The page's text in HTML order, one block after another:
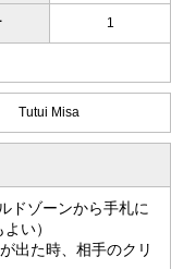
1
Tutui Misa
ドゾーンから手札に
い）
出た時、相手のクリ